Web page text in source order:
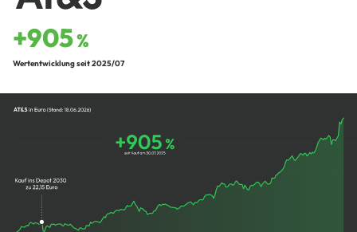
+905%
Wertentwicklung seit 2025/07